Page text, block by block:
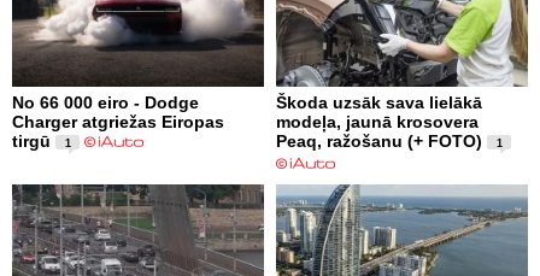
No 66 000 eiro - Dodge
Charger atgriežas Eiropas
tirgū
1
Škoda uzsāk sava lielākā
modeļa, jaunā krosovera
Peaq, ražošanu (+ FOTO)
1